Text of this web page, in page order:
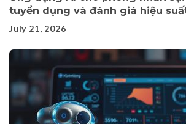
tuyển dụng và đánh giá hiệu
July 21, 2026